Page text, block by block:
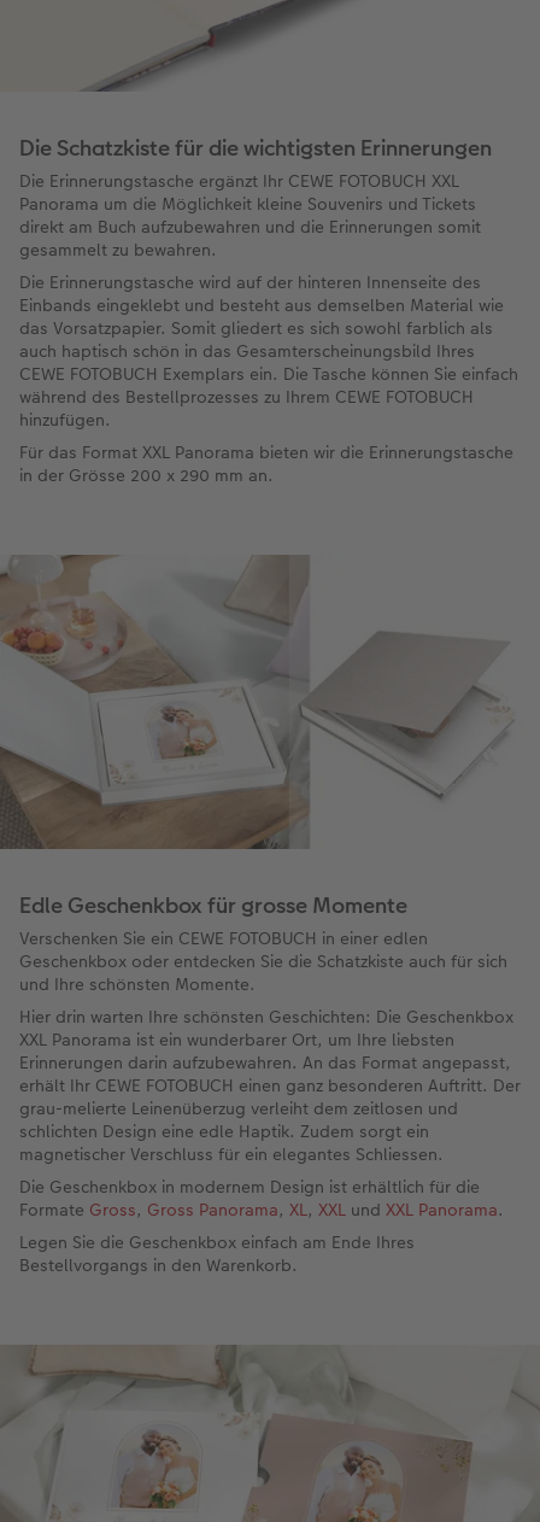
Die Schatzkiste für die wichtigsten Erinnerungen
Die Erinnerungstasche ergänzt Ihr CEWE FOTOBUCH XXL
Panorama um die Möglichkeit kleine Souvenirs und Tickets
direkt am Buch aufzubewahren und die Erinnerungen somit
gesammelt zu bewahren.
Die Erinnerungstasche wird auf der hinteren Innenseite des
Einbands eingeklebt und besteht aus demselben Material wie
das Vorsatzpapier. Somit gliedert es sich sowohl farblich als
auch haptisch schön in das Gesamterscheinungsbild Ihres
CEWE FOTOBUCH Exemplars ein. Die Tasche können Sie einfach
während des Bestellprozesses zu Ihrem CEWE FOTOBUCH
hinzufügen.
Für das Format XXL Panorama bieten wir die Erinnerungstasche
in der Grösse 200 x 290 mm an.
Edle Geschenkbox für grosse Momente
Verschenken Sie ein CEWE FOTOBUCH in einer edlen
Geschenkbox oder entdecken Sie die Schatzkiste auch für sich
und Ihre schönsten Momente.
Hier drin warten Ihre schönsten Geschichten: Die Geschenkbox
XXL Panorama ist ein wunderbarer Ort, um Ihre liebsten
Erinnerungen darin aufzubewahren. An das Format angepasst,
erhält Ihr CEWE FOTOBUCH einen ganz besonderen Auftritt. Der
grau-melierte Leinenüberzug verleiht dem zeitlosen und
schlichten Design eine edle Haptik. Zudem sorgt ein
magnetischer Verschluss für ein elegantes Schliessen.
Die Geschenkbox in modernem Design ist erhältlich für die
Formate Gross, Gross Panorama, XL, XXL und XXL Panorama.
Legen Sie die Geschenkbox einfach am Ende Ihres
Bestellvorgangs in den Warenkorb.